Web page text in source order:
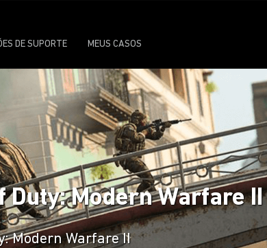
DE SUPORTE MEUS CASOS
Duty: Modern Warfare II
Modern Warfare II